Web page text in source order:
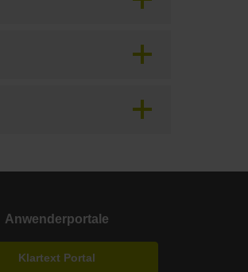
Anwenderportale
Klartext Portal